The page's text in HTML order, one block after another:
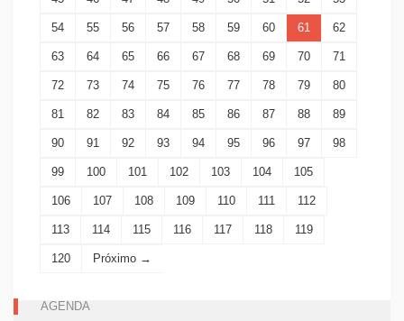
54 55 56 57 58 59 60 61 62
63 64 65 66 67 68 69 70 71
72 73 74 75 76 77 78 79 80
81 82 83 84 85 86 87 88 89
90 91 92 93 94 95 96 97 98
99 100 101 102 103 104 105
106 107 108 109 110 111 112
113 114 115 116 117 118 119
120 Próximo →
AGENDA